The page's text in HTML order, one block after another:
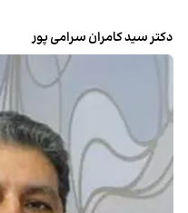
دکتر سید کامران سرامی پور